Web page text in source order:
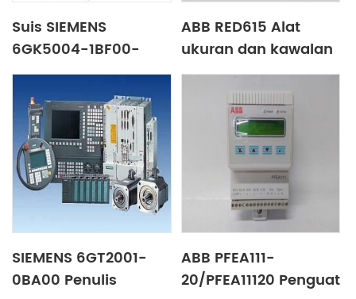
Suis SIEMENS
6GK5004-1BF00-
1AB2
ABB RED615 Alat
ukuran dan kawalan
perlindungan
penyuap
SIEMENS 6GT2001-
0BA00 Penulis
ABB PFEA111-
20/PFEA11120 Penguat